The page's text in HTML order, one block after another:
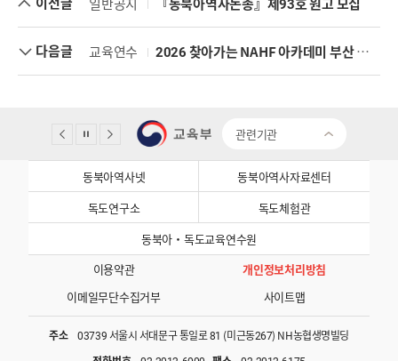
다음글 교육연수 2026 찾아가는 NAHF 아카데미 부산 수강신청 안내
관련기관
동북아역사넷
동북아역사자료센터
독도연구소
독도체험관
동북아·독도교육연수원
이용약관
개인정보처리방침
이메일무단수집거부
사이트맵
주소
03739 서울시 서대문구 통일로 81 (미근동267) NH농협생명빌딩